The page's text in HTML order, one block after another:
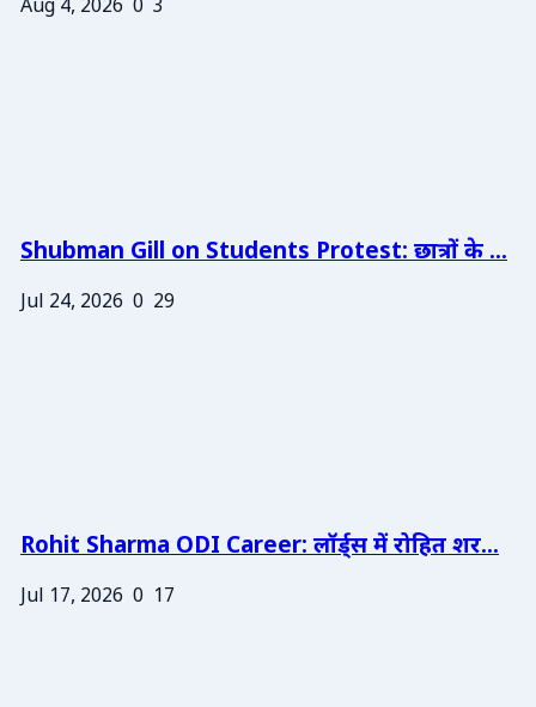
Aug 4, 2026 0 3
Shubman Gill on Students Protest: छात्रों के ...
Jul 24, 2026 0 29
Rohit Sharma ODI Career: लॉर्ड्स में रोहित शर...
Jul 17, 2026 0 17